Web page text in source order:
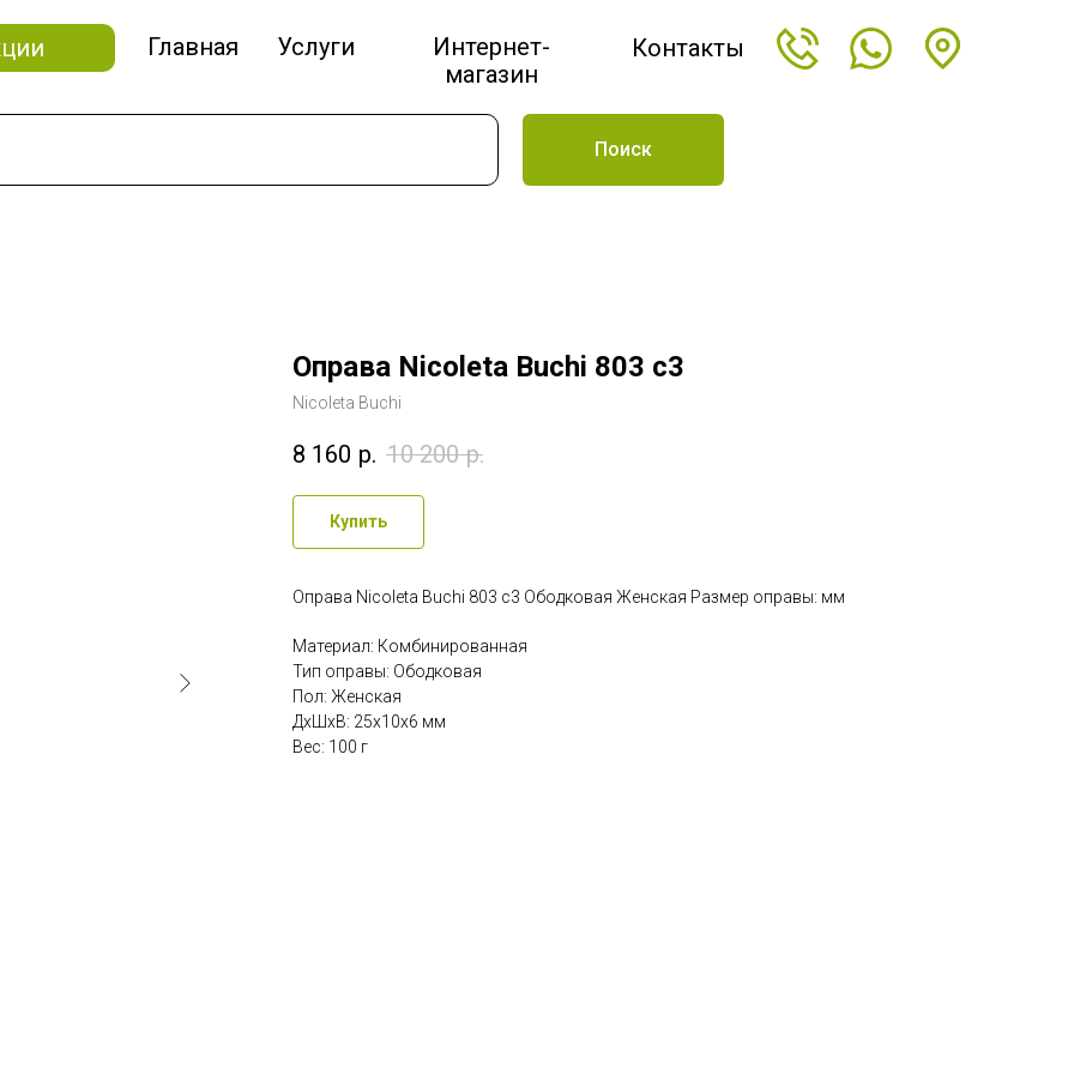
Главная Услуги
Интернет-
магазин
Контакты
Поиск
Оправа Nicoleta Buchi 803 c3
Nicoleta Buchi
8 160 р. 10 200 р.
Купить
Оправа Nicoleta Buchi 803 c3 Ободковая Женская Размер оправы: мм
Материал: Комбинированная
Тип оправы: Ободковая
Пол: Женская
ДxШxВ: 25x10x6 мм
Вес: 100 г